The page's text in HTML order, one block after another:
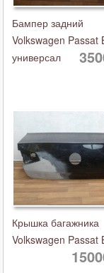
Бампер задний
Volkswagen Passat
универсал
Крышка багажника
Volkswagen Passat